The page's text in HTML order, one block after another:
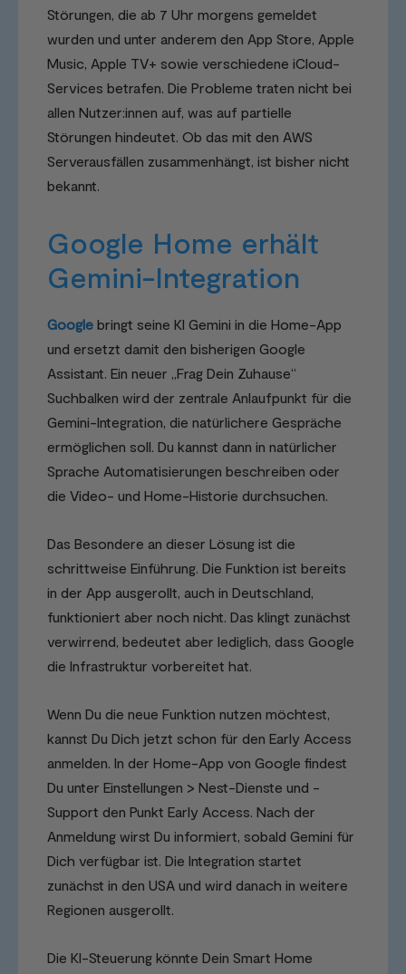
Störungen, die ab 7 Uhr morgens gemeldet
wurden und unter anderem den App Store, Apple
Music, Apple TV+ sowie verschiedene iCloud-
Services betrafen. Die Probleme traten nicht bei
allen Nutzer:innen auf, was auf partielle
Störungen hindeutet. Ob das mit den AWS
Serverausfällen zusammenhängt, ist bisher nicht
bekannt.
Google Home erhält
Gemini-Integration
Google bringt seine KI Gemini in die Home-App
und ersetzt damit den bisherigen Google
Assistant. Ein neuer „Frag Dein Zuhause“
Suchbalken wird der zentrale Anlaufpunkt für die
Gemini-Integration, die natürlichere Gespräche
ermöglichen soll. Du kannst dann in natürlicher
Sprache Automatisierungen beschreiben oder
die Video- und Home-Historie durchsuchen.
Das Besondere an dieser Lösung ist die
schrittweise Einführung. Die Funktion ist bereits
in der App ausgerollt, auch in Deutschland,
funktioniert aber noch nicht. Das klingt zunächst
verwirrend, bedeutet aber lediglich, dass Google
die Infrastruktur vorbereitet hat.
Wenn Du die neue Funktion nutzen möchtest,
kannst Du Dich jetzt schon für den Early Access
anmelden. In der Home-App von Google findest
Du unter Einstellungen > Nest-Dienste und -
Support den Punkt Early Access. Nach der
Anmeldung wirst Du informiert, sobald Gemini für
Dich verfügbar ist. Die Integration startet
zunächst in den USA und wird danach in weitere
Regionen ausgerollt.
Die KI-Steuerung könnte Dein Smart Home